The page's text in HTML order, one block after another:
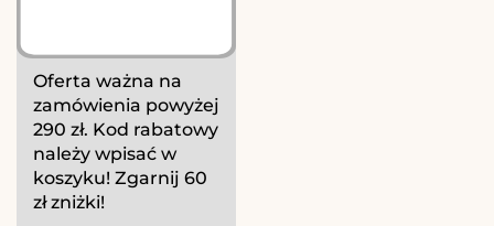
Oferta ważna na
zamówienia powyżej
290 zł. Kod rabatowy
należy wpisać w
koszyku! Zgarnij 60
zł zniżki!